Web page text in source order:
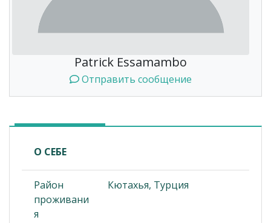
Patrick Essamambo
Отправить сообщение
О СЕБЕ
Район
проживани
я
Кютахья, Турция